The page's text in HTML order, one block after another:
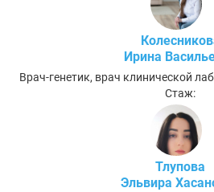
Ирина
Врач-генетик, врач клинической
Стаж:
Тлупова
Эльвира